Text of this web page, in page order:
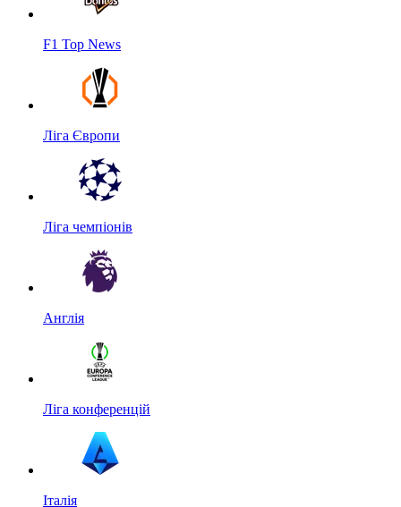
F1 Top News
Ліга Європи
Ліга чемпіонів
Англія
Ліга конференцій
Італія